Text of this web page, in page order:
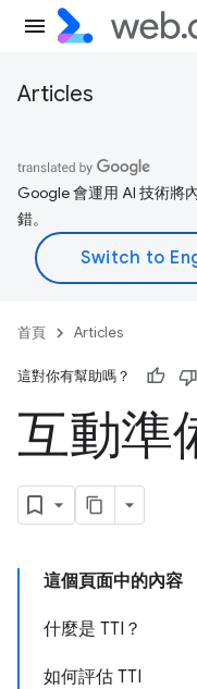
Articles
Google 會運用 AI 技術將
錯。
首頁 Articles
這對你有幫助嗎？
互動準
這個頁面中的內容
什麼是 TTI？
如何評估 TTI